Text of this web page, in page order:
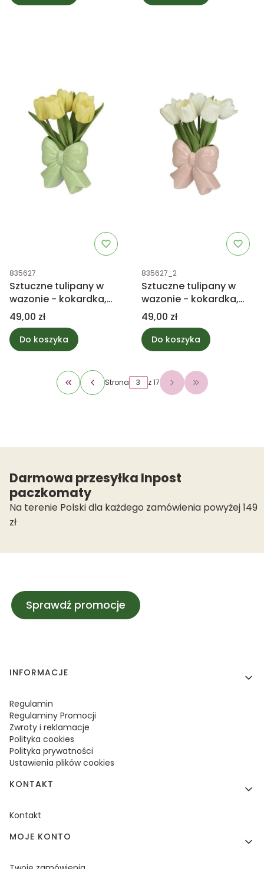
Kod produktu
835627
Sztuczne tulipany w
wazonie - kokardka,
zielona 23cm
Cena
49,00 zł
Do koszyka
Kod produktu
835627_2
Sztuczne tulipany w
wazonie - kokardka,
różowe 23cm
Cena
49,00 zł
Do koszyka
Wróć do pierwszej strony z produktami
Strona z 17 Przejdź do
Darmowa przesyłka Inpost
paczkomaty
Na terenie Polski dla każdego zamówienia powyżej 149
zł
Sprawdź promocje
Linki w stopce
INFORMACJE
Regulamin
Regulaminy Promocji
Zwroty i reklamacje
Polityka cookies
Polityka prywatności
Ustawienia plików cookies
KONTAKT
Kontakt
MOJE KONTO